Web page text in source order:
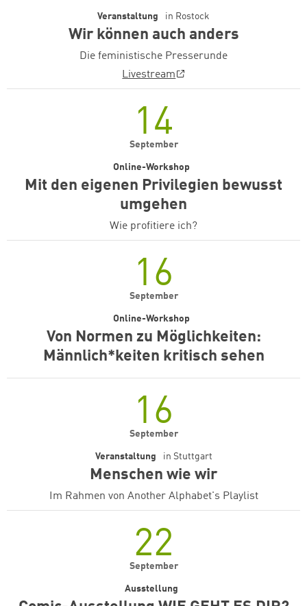
Wir können auch anders
Veranstaltung in Rostock
Die feministische Presserunde
Livestream
14
September
Mit den eigenen Privilegien bewusst
umgehen
Online-Workshop
Wie profitiere ich?
16
September
Von Normen zu Möglichkeiten:
Männlich*keiten kritisch sehen
Online-Workshop
16
September
Menschen wie wir
Veranstaltung in Stuttgart
Im Rahmen von Another Alphabet's Playlist
22
September
Ausstellung